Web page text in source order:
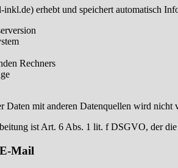
inkl.de) erhebt und speichert automatisch
Rechners
Daten mit anderen Datenquellen wird nicht
ist Art. 6 Abs. 1 lit. f DSGVO, der
Mail